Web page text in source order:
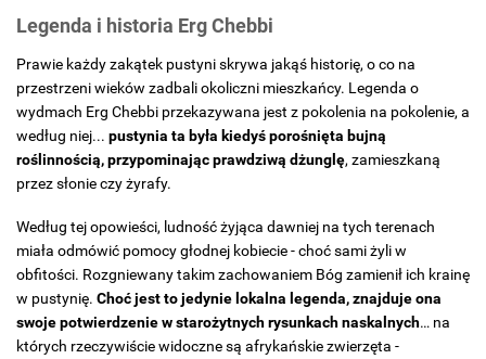
Legenda i historia Erg Chebbi
Prawie każdy zakątek pustyni skrywa jakąś historię, o co na
przestrzeni wieków zadbali okoliczni mieszkańcy. Legenda o
wydmach Erg Chebbi przekazywana jest z pokolenia na pokolenie, a
według niej... pustynia ta była kiedyś porośnięta bujną
roślinnością, przypominając prawdziwą dżunglę, zamieszkaną
przez słonie czy żyrafy.
Według tej opowieści, ludność żyjąca dawniej na tych terenach
miała odmówić pomocy głodnej kobiecie - choć sami żyli w
obfitości. Rozgniewany takim zachowaniem Bóg zamienił ich krainę
w pustynię. Choć jest to jedynie lokalna legenda, znajduje ona
swoje potwierdzenie w starożytnych rysunkach naskalnych… na
których rzeczywiście widoczne są afrykańskie zwierzęta -